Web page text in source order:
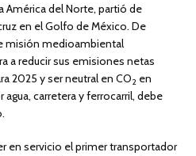
del Norte, partió de
en el Golfo de México. De
misión medioambiental
a reducir sus emisiones netas
2025 y ser neutral en CO2 en
carretera y ferrocarril, debe
en servicio el primer transportador